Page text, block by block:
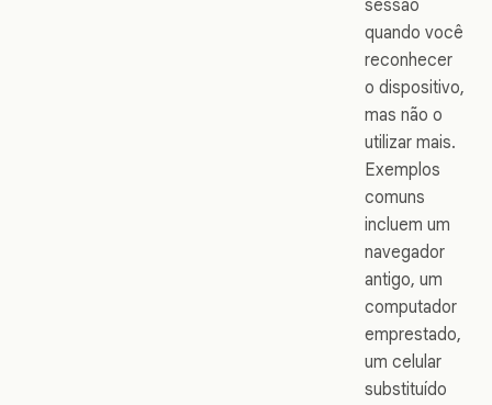
sessão
quando você
reconhecer
o dispositivo,
mas não o
utilizar mais.
Exemplos
comuns
incluem um
navegador
antigo, um
computador
emprestado,
um celular
substituído